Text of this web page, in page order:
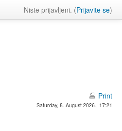
Niste prijavljeni. (Prijavite se)
Print
Saturday, 8. August 2026., 17:21